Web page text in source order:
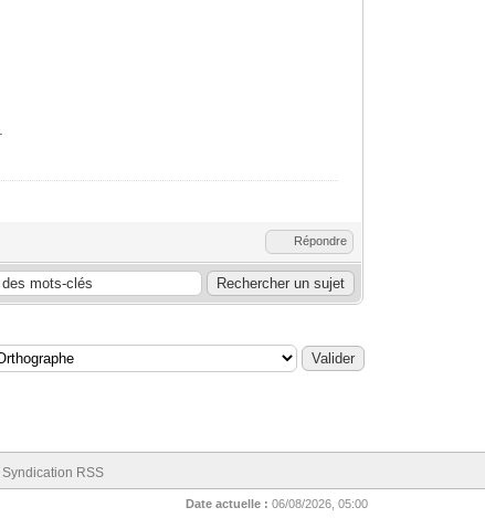
Répondre
Syndication RSS
Date actuelle : 06/08/2026, 05:00